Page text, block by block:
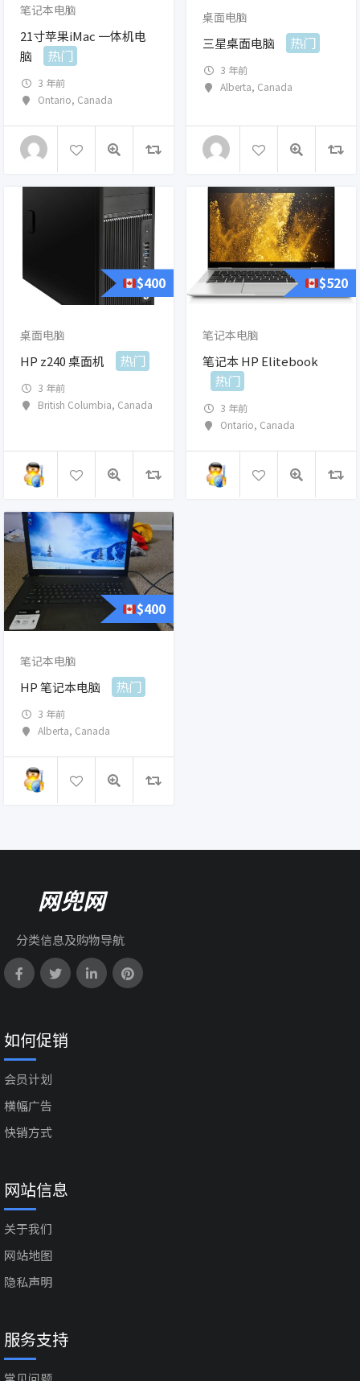
笔记本电脑
21寸苹果iMac 一体机电
脑
热门
3 年前
Ontario, Canada
桌面电脑
三星桌面电脑 热门
3 年前
Alberta, Canada
$400
桌面电脑
HP z240 桌面机 热门
3 年前
British Columbia, Canada
$520
笔记本电脑
笔记本 HP Elitebook
热门
3 年前
Ontario, Canada
$400
笔记本电脑
HP 笔记本电脑 热门
3 年前
Alberta, Canada
网兜网
分类信息及购物导航
如何促销
会员计划
横幅广告
快销方式
网站信息
关于我们
网站地图
隐私声明
服务支持